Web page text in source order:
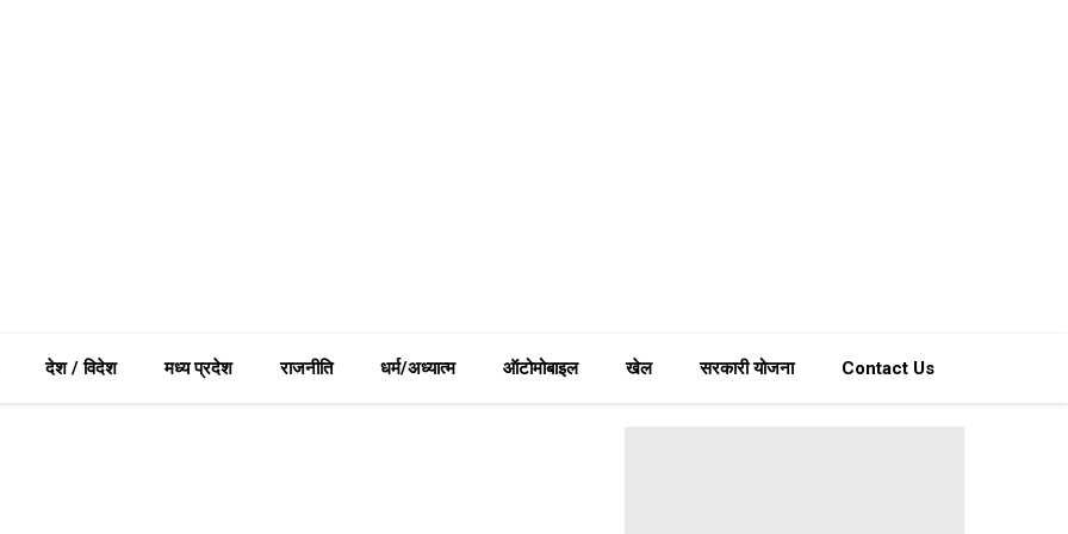
देश / विदेश मध्य प्रदेश राजनीति धर्म/अध्यात्म ऑटोमोबाइल खेल सरकारी योजना Contact Us